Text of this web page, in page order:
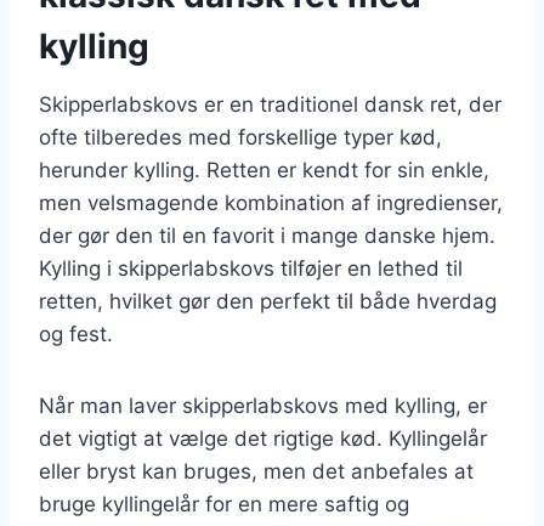
kylling
Skipperlabskovs er en traditionel dansk ret, der
ofte tilberedes med forskellige typer kød,
herunder kylling. Retten er kendt for sin enkle,
men velsmagende kombination af ingredienser,
der gør den til en favorit i mange danske hjem.
Kylling i skipperlabskovs tilføjer en lethed til
retten, hvilket gør den perfekt til både hverdag
og fest.
Når man laver skipperlabskovs med kylling, er
det vigtigt at vælge det rigtige kød. Kyllingelår
eller bryst kan bruges, men det anbefales at
bruge kyllingelår for en mere saftig og